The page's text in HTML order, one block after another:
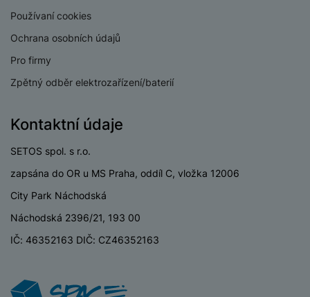
Používaní cookies
Ochrana osobních údajů
Pro firmy
Zpětný odběr elektrozařízení/baterií
Kontaktní údaje
SETOS spol. s r.o.
zapsána do OR u MS Praha, oddíl C, vložka 12006
City Park Náchodská
Náchodská 2396/21, 193 00
IČ: 46352163 DIČ: CZ46352163